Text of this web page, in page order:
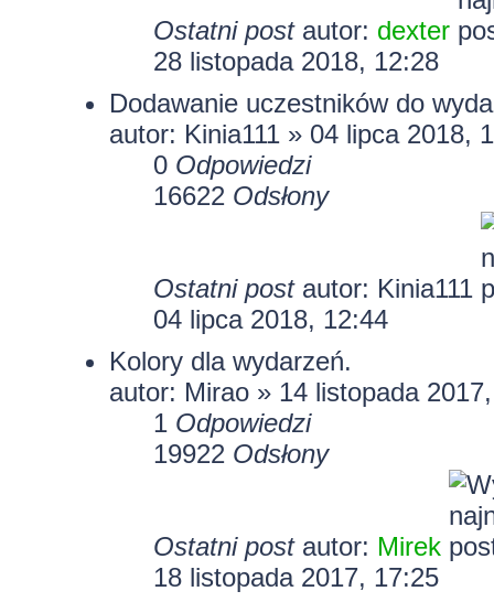
Ostatni post autor: dexter
28 listopada 2018, 12:28
Dodawanie uczestników do
autor: Kinia111» 04 lipca 2018,
0 Odpowiedzi
16622 Odsłony
Ostatni post autor: Kinia111
04 lipca 2018, 12:44
Kolory dla wydarzeń.
autor: Mirao» 14 listopada
1 Odpowiedzi
19922 Odsłony
Ostatni post autor: Mirek
18 listopada 2017, 17:25